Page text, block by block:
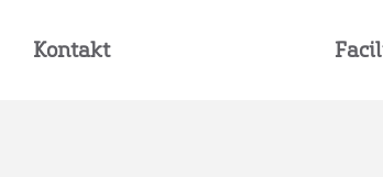
Kontakt